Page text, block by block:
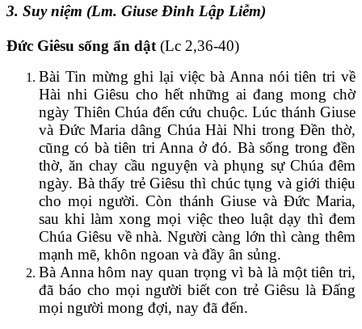
3. Suy niệm (Lm. Giuse Đinh Lập Liễm)
Đức Giêsu sống ẩn dật(Lc 2,36-40)
Bài Tin mừng ghi lại việc bà Anna nói tiên tri về
Hài nhi Giêsu cho hết những ai đang mong chờ
ngày Thiên Chúa đến cứu chuộc. Lúc thánh Giuse
và Đức Maria dâng Chúa Hài Nhi trong Đền thờ,
cũng có bà tiên tri Anna ở đó. Bà sống trong đền
thờ, ăn chay cầu nguyện và phụng sự Chúa đêm
ngày. Bà thấy trẻ Giêsu thì chúc tụng và giới thiệu
cho mọi người. Còn thánh Giuse và Đức Maria,
sau khi làm xong mọi việc theo luật dạy thì đem
Chúa Giêsu về nhà. Người càng lớn thì càng thêm
mạnh mẽ, khôn ngoan và đầy ân sủng.
Bà Anna hôm nay quan trọng vì bà là một tiên tri,
đã báo cho mọi người biết con trẻ Giêsu là Đấng
mọi người mong đợi, nay đã đến.